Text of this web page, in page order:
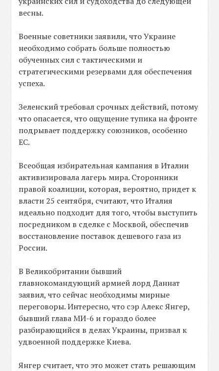
весны.
Военные советники заявили, что Украине
необходимо собрать больше полностью
обученных сил с тактическими и
стратегическими резервами для обеспечения
успеха.
Зеленский требовал срочных действий, потому
что опасается, что ощущение тупика на фронте
подрывает поддержку союзников, особенно
ЕС.
Всеобщая избирательная кампания в Италии
активизировала лагерь мира. Сторонники
правой коалиции, которая, вероятно, придет к
власти 25 сентября, считают, что Италия
идеально подходит для того, чтобы выступить
посредником в сделке с Москвой, обеспечив
восстановление поставок дешевого газа из
России.
В Великобритании бывший
главнокомандующий армией лорд Даннат
заявил, что сейчас необходимы мирные
переговоры. Интересно, что сэр Алекс Янгер,
бывший глава МИ-6 и гораздо более
разбирающийся в делах Украины, призвал к
удвоенной поддержке Киева.
Янгер считает, что это может стать решающим